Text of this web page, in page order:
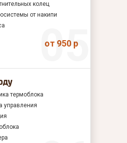
колец
от накипи
от 950 р
термоблока
управления